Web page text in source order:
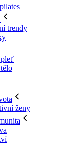
trendy
pleť
ženy